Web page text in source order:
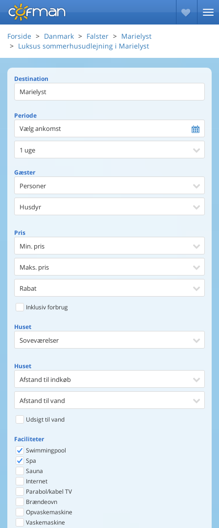
Forside Danmark Falster
Marielyst
Luksus sommerhusudlejning i Marielyst
Destination
Periode
Vælg ankomst
1 uge
Gæster
Personer
Husdyr
Pris
Min. pris
Maks. pris
Rabat
Inklusiv forbrug
Huset
Soveværelser
Huset
Afstand til indkøb
Afstand til vand
Udsigt til vand
Faciliteter
Swimmingpool
Spa
Sauna
Internet
Parabol/kabel TV
Brændeovn
Opvaskemaskine
Vaskemaskine